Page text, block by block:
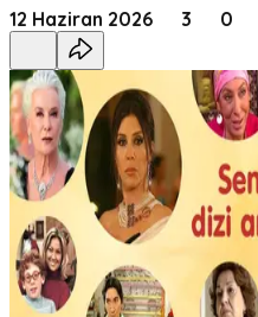
12 Haziran 2026 3 0